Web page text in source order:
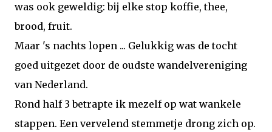
was ook geweldig: bij elke stop koffie, thee,
brood, fruit.
Maar 's nachts lopen ... Gelukkig was de tocht
goed uitgezet door de oudste wandelvereniging
van Nederland.
Rond half 3 betrapte ik mezelf op wat wankele
stappen. Een vervelend stemmetje drong zich op.